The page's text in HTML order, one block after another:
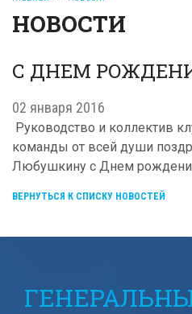
НОВОСТИ
С ДНЕМ
02 января 2016
Руководство и коллектив
команды от всей души
Любушкину с Днем
ВЕРНУТЬСЯ К СПИСКУ НОВОСТЕЙ